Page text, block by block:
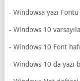
- Windowsa yazı
- Windows 10
- Windows 10 Font
- Windows 10 da